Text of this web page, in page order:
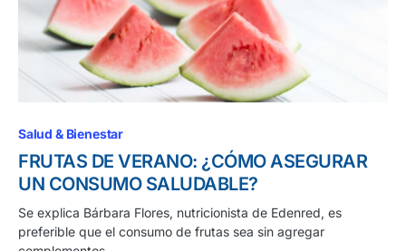
Salud & Bienestar
FRUTAS DE VERANO: ¿CÓMO ASEGURAR
UN CONSUMO SALUDABLE?
Se explica Bárbara Flores, nutricionista de Edenred, es
preferible que el consumo de frutas sea sin agregar